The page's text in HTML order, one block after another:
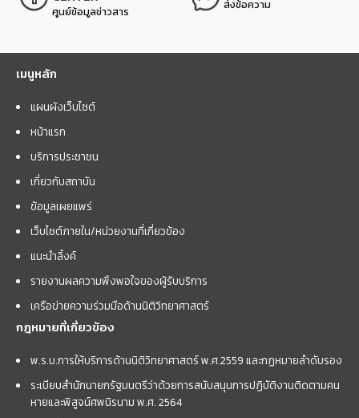
ศูนย์ข้อมูลข่าวสาร ส่งข้อความ
เมนูหลัก
แผนผังเว็บไซต์
หน้าแรก
บริการประชาชน
เกี่ยวกับสถาบัน
ข้อมูลเผยแพร่
เว็บไซต์ภายใน/หน่วยงานที่เกี่ยวข้อง
แนะนำลิ้งค์
รายงานผลความพึงพอใจของผู้รับบริการ
เครือข่ายความร่วมมือด้านนิติวิทยาศาสตร์
กฎหมายที่เกี่ยวข้อง
พ.ร.บ.การให้บริการด้านนิติวิทยาศาสตร์ พ.ศ.2559 และกฏหมายลำดับรอง
ระเบียบสำนักนายกรัฐมนตรีว่าด้วยการสนับสนุนการปฏิบัติงานติดตามคน
หายและพิสูจน์ศพนิรนาม พ.ศ. 2564